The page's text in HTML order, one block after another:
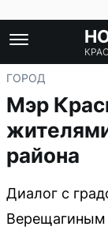
ГОРОД
Мэр
района
Диалог с
Верещагиным